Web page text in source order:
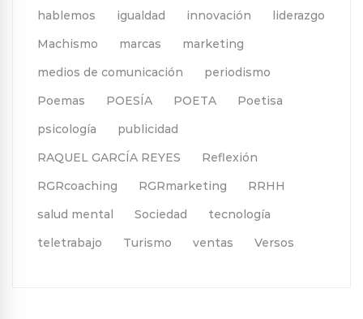
hablemos
igualdad innovación
liderazgo
Machismo
marcas
marketing
medios de comunicación
periodismo
Poemas
POESÍA POETA
Poetisa
psicología
publicidad
RAQUEL GARCÍA REYES
Reflexión
RGRcoaching
RGRmarketing
RRHH
salud mental
Sociedad
tecnología
teletrabajo
Turismo ventas Versos